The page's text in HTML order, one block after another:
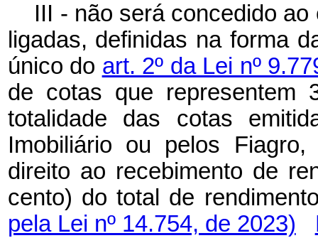
III - não será concedido
ligadas, definidas na forma
único do art. 2º da Lei nº
de cotas que representem
totalidade das cotas
Imobiliário ou pelos
direito ao recebimento de
cento) do total de
pela Lei nº 14.754, de 2023)